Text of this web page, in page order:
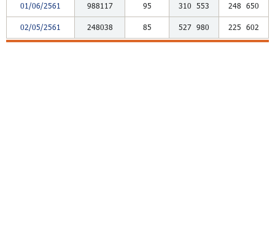
01/06/2561 988117 95 310 553 248 650
02/05/2561 248038 85 527 980 225 602